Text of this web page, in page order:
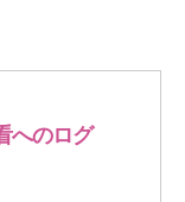
へのログ